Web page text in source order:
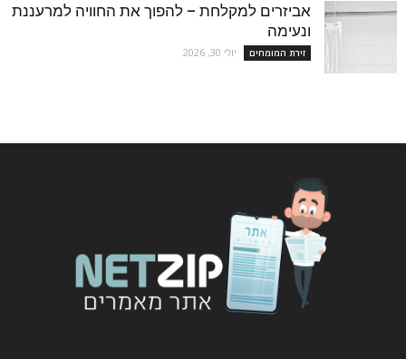
אביזרים למקלחת – להפוך את החוויה למרעננת
ונעימה
זירת המומחים יולי 30, 2026